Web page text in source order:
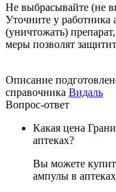
Не выбрасывайте (не
Уточните у работника
(уничтожать)
меры позволят
Описание
справочника Видаль
Вопрос-ответ
Какая цена
аптеках?
Вы можете
ампулы в